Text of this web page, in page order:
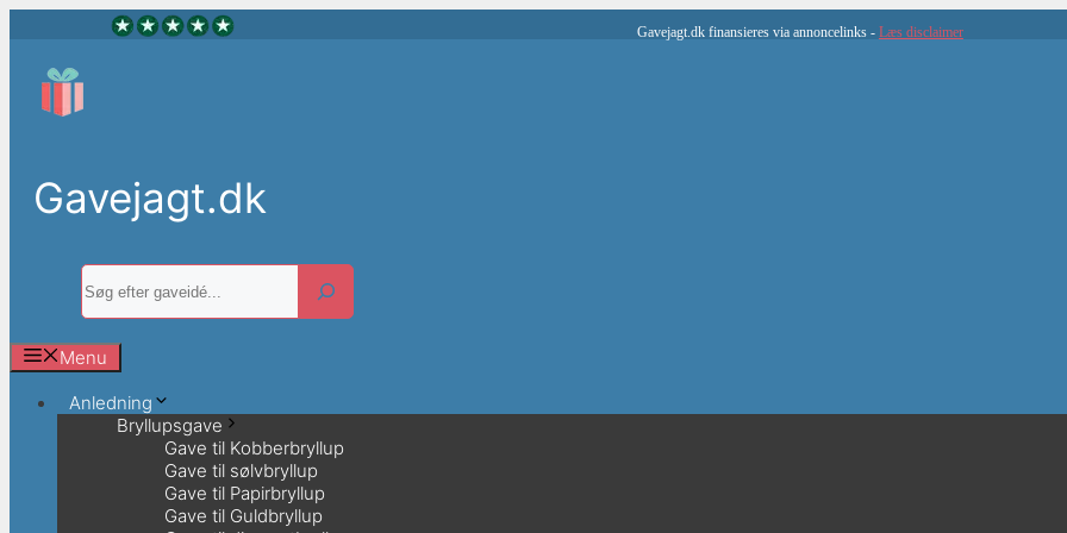
Gavejagt.dk finansieres via annoncelinks - Læs disclaimer
Gavejagt.dk
Søg
Menu
Anledning
Bryllupsgave
Gave til Kobberbryllup
Gave til sølvbryllup
Gave til Papirbryllup
Gave til Guldbryllup